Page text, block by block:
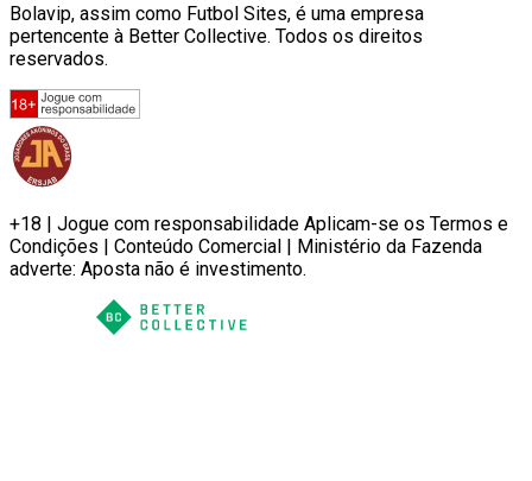
Bolavip, assim como Futbol Sites, é uma empresa
pertencente à Better Collective. Todos os direitos
reservados.
+18 | Jogue com responsabilidade Aplicam-se os Termos e
Condições | Conteúdo Comercial | Ministério da Fazenda
adverte: Aposta não é investimento.